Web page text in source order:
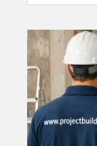
leggi tutto